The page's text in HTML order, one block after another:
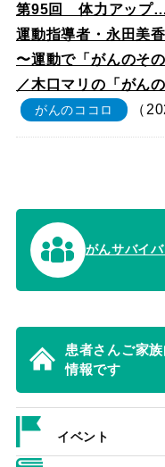
第95回 体力アップ…
運動指導者・永田美
〜運動で「がんのそ
／木口マリの「がんの
がんのココロ （
がんサバイ
患者さんご家
情報です
イベント